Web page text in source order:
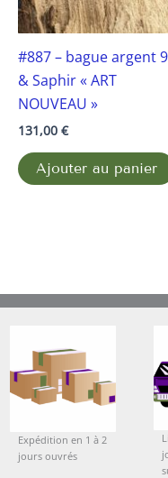
#887 – bague argent
& Saphir « ART
NOUVEAU »
131,00 €
Ajouter au panier
Expédition en 1 à 2
jours ouvrés